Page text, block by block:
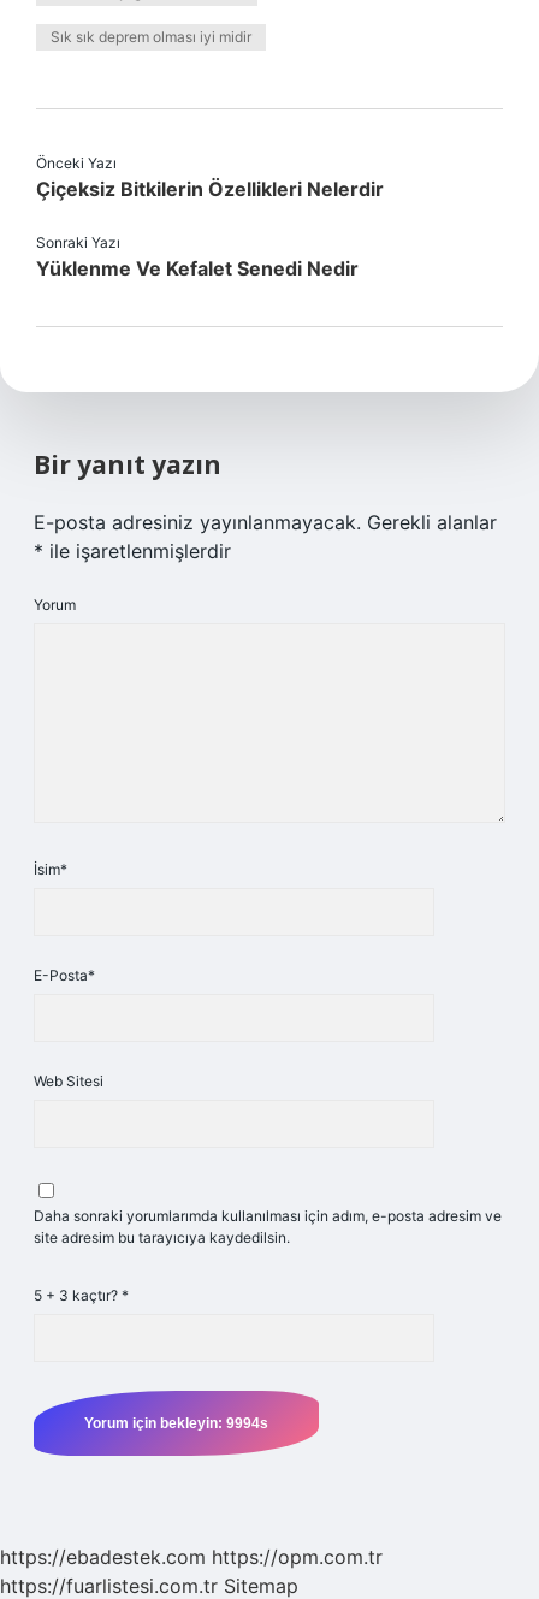
Sık sık deprem olması iyi midir
Önceki Yazı
Çiçeksiz Bitkilerin Özellikleri Nelerdir
Sonraki Yazı
Yüklenme Ve Kefalet Senedi Nedir
Bir yanıt yazın
E-posta adresiniz yayınlanmayacak. Gerekli alanlar
* ile işaretlenmişlerdir
Yorum
İsim*
E-Posta*
Web Sitesi
Daha sonraki yorumlarımda kullanılması için adım, e-posta adresim ve
site adresim bu tarayıcıya kaydedilsin.
5 + 3 kaçtır? *
https://ebadestek.com https://opm.com.tr
https://fuarlistesi.com.tr Sitemap